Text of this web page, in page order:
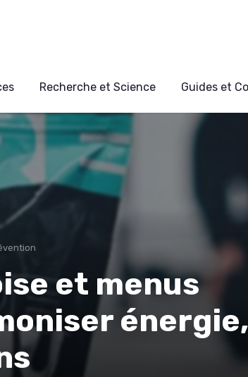
Recherche et Science Guides et
et menus
énergie,